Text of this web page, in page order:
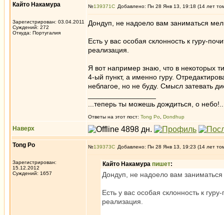
Кайто Накамура
Зарегистрирован: 03.04.2011
Суждений: 272
Откуда: Португалия
№139371 Добавлено: Пн 28 Янв 13, 19:18 (14 лет
Дондуп, не надоело вам заниматься
Есть у вас особая склонность к гуру-
реализация.
Я вот например знаю, что в некоторых
4-ый пункт, а именно гуру.
неблагое, но не буду. Смысл затевать
...теперь ты можешь дождиться, о
Ответы на этот пост: Tong Po Dondhup
Наверх
Tong Po
Зарегистрирован:
15.12.2012
Суждений: 1657
№139373 Добавлено: Пн 28 Янв 13, 19:23 (14 лет
Кайто Накамура пишет:
Дондуп, не надоело вам
Есть у вас особая склонность к
реализация.